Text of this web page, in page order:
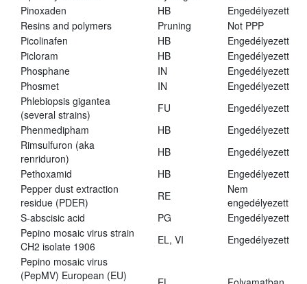
Pinoxaden
HB
Engedélyezett
Resins and polymers
Pruning
Not PPP
Picolinafen
HB
Engedélyezett
Picloram
HB
Engedélyezett
Phosphane
IN
Engedélyezett
Phosmet
IN
Engedélyezett
Phlebiopsis gigantea
(several strains)
FU
Engedélyezett
Phenmedipham
HB
Engedélyezett
Rimsulfuron (aka
renriduron)
HB
Engedélyezett
Pethoxamid
HB
Engedélyezett
Pepper dust extraction
residue (PDER)
RE
Nem
engedélyezett
S-abscisic acid
PG
Engedélyezett
Pepino mosaic virus strain
CH2 isolate 1906
EL, VI
Engedélyezett
Pepino mosaic virus
(PepMV) European (EU)